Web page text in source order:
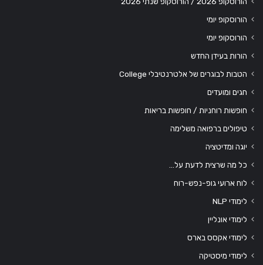
הורוסקופ יומי
הורוסקופ יומי
הורות בעידן החדש
הטבות לבוגרים של אלטרנטיבלי College
חגים ומועדים
חופשות רוחניות / חופשות בריאות
טיפולים ברפואה משלימה
יוגה ומדיטציה
כל מה שרצית לדעת על…
לוח ארועי גופ-נפש-רוח
לימודי NLP
לימודי אונליין
לימודי אקסס בארס
לימודי מיסטיקה